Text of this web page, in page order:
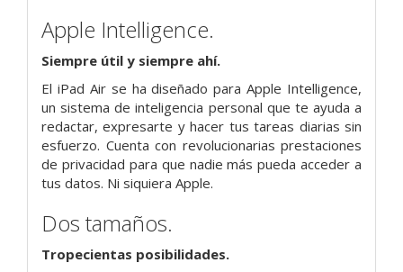
Apple Intelligence.
Siempre útil y siempre ahí.
El iPad Air se ha diseñado para Apple Intelligence,
un sistema de inteligencia personal que te ayuda a
redactar, expresarte y hacer tus tareas diarias sin
esfuerzo. Cuenta con revolucionarias prestaciones
de privacidad para que nadie más pueda acceder a
tus datos. Ni siquiera Apple.
Dos tamaños.
Tropecientas posibili­dades.